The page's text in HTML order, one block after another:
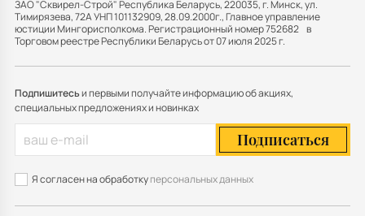
ЗАО "Сквирел-Строй" Республика Беларусь, 220035, г. Минск, ул.
Тимирязева, 72А УНП 101132909, 28.09.2000г., Главное управление
юстиции Мингорисполкома. Регистрационный номер 752682 в
Торговом реестре Республики Беларусь от 07 июля 2025 г.
Подпишитесьи первыми получайте информацию об акциях,
специальных предложениях и новинках
Подписаться
Я согласен на обработкуперсональных данных